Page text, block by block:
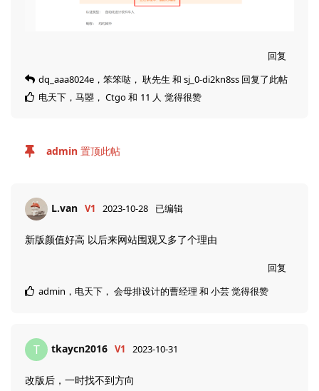
回复
dq_aaa8024e ， 笨笨哒 ， 耿先生 和 sj_0-di2kn8ss 回复了此帖
电天下 ， 马曌 ， Ctgo和 11 人 觉得很赞
admin 置顶此帖
L.van V1 2023-10-28 已编辑
新版颜值好高 以后来网站围观又多了个理由
回复
admin ， 电天下 ， 会母排设计的曹经理 和 小芸觉得很赞
T tkaycn2016 V1 2023-10-31
改版后，一时找不到方向